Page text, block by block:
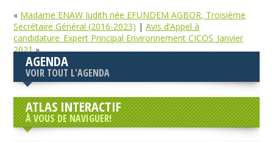
« Madame ENAW Judith née EFUNDEM AGBOR, Troisième
Secrétaire Général (2016-2023) |Avis d’Appel à
candidature_Expert Principal Environnement CICOS_Janvier
2021»
AGENDA
VOIR TOUT L'AGENDA
ATLAS INTERACTIF
À VOUS DE NAVIGUER!